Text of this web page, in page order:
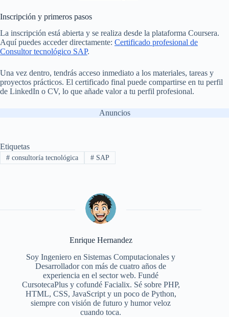
Inscripción y primeros pasos
La inscripción está abierta y se realiza desde la plataforma Coursera.
Aquí puedes acceder directamente: Certificado profesional de
Consultor tecnológico SAP.
Una vez dentro, tendrás acceso inmediato a los materiales, tareas y
proyectos prácticos. El certificado final puede compartirse en tu perfil
de LinkedIn o CV, lo que añade valor a tu perfil profesional.
Anuncios
Etiquetas
#consultoría tecnológica #SAP
Enrique Hernandez
Soy Ingeniero en Sistemas Computacionales y
Desarrollador con más de cuatro años de
experiencia en el sector web. Fundé
CursotecaPlus y cofundé Facialix. Sé sobre PHP,
HTML, CSS, JavaScript y un poco de Python,
siempre con visión de futuro y humor veloz
cuando toca.